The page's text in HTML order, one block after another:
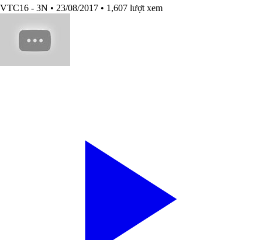
VTC16 - 3N • 23/08/2017 • 1,607 lượt xem